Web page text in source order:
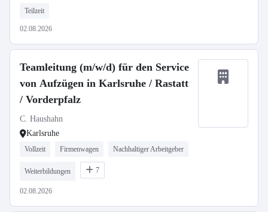
Teilzeit
02.08.2026
Teamleitung (m/w/d) für den Service
von Aufzügen in Karlsruhe / Rastatt
/ Vorderpfalz
C. Haushahn
Karlsruhe
Vollzeit Firmenwagen Nachhaltiger Arbeitgeber
Weiterbildungen 7
02.08.2026